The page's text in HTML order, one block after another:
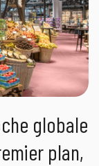
globale
plan,